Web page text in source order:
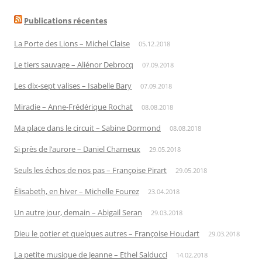
Publications récentes
La Porte des Lions – Michel Claise 05.12.2018
Le tiers sauvage – Aliénor Debrocq 07.09.2018
Les dix-sept valises – Isabelle Bary 07.09.2018
Miradie – Anne-Frédérique Rochat 08.08.2018
Ma place dans le circuit – Sabine Dormond 08.08.2018
Si près de l’aurore – Daniel Charneux 29.05.2018
Seuls les échos de nos pas – Françoise Pirart 29.05.2018
Élisabeth, en hiver – Michelle Fourez 23.04.2018
Un autre jour, demain – Abigail Seran 29.03.2018
Dieu le potier et quelques autres – Françoise Houdart 29.03.2018
La petite musique de Jeanne – Ethel Salducci 14.02.2018